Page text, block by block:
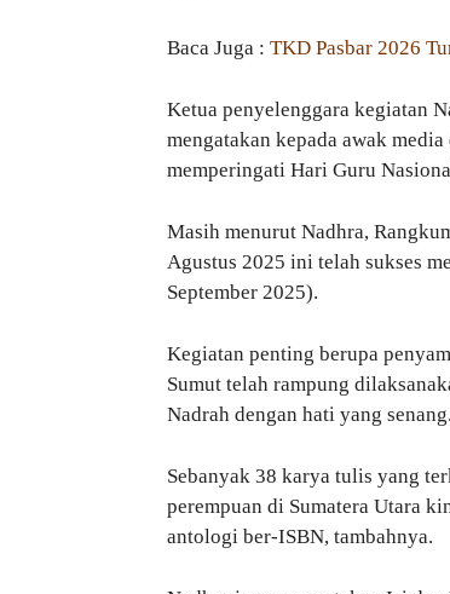
Baca Juga : TKD Pasbar 2026
Ketua penyelenggara kegiatan
mengatakan kepada awak
memperingati Hari Guru
Masih menurut Nadhra,
Agustus 2025 ini telah sukses
September 2025).
Kegiatan penting berupa
Sumut telah rampung
Nadrah dengan hati yang senang.
Sebanyak 38 karya tulis yang
perempuan di Sumatera Utara
antologi ber-ISBN, tambahnya.